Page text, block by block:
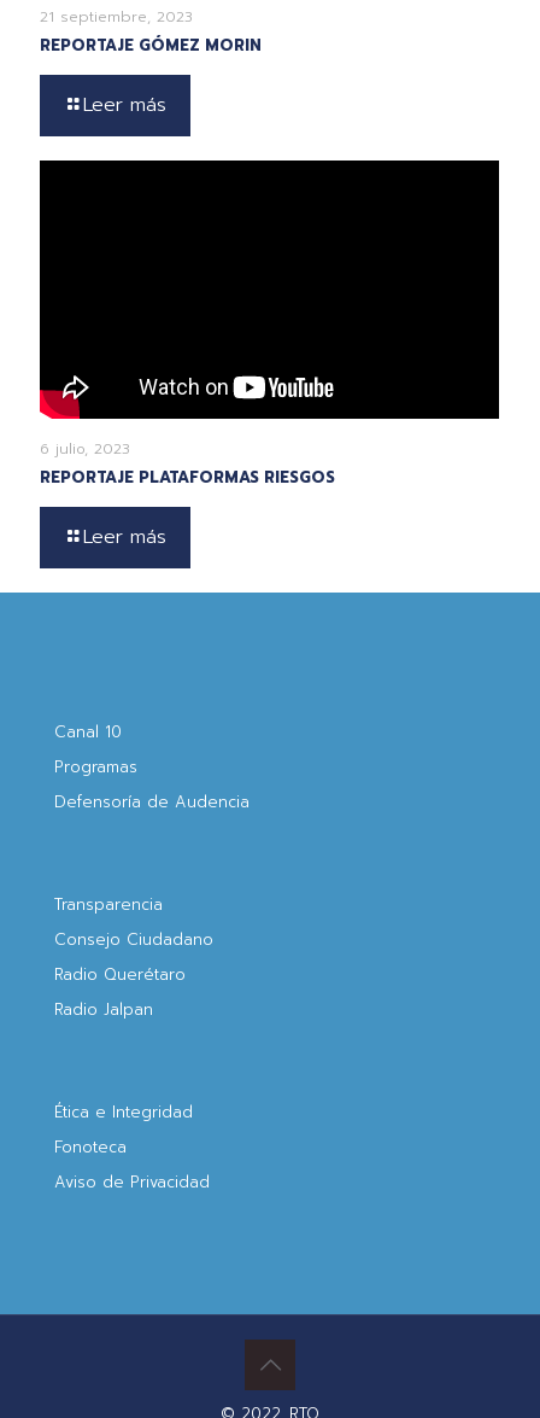
21 septiembre, 2023
REPORTAJE GÓMEZ MORIN
Leer más
6 julio, 2023
REPORTAJE PLATAFORMAS RIESGOS
Leer más
Canal 10
Programas
Defensoría de Audencia
Transparencia
Consejo Ciudadano
Radio Querétaro
Radio Jalpan
Ética e Integridad
Fonoteca
Aviso de Privacidad